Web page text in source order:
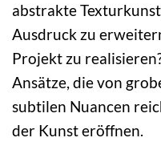
abstrakte
Ausdruck zu
Projekt zu
Ansätze, die von
subtilen Nuancen
der Kunst eröffnen.